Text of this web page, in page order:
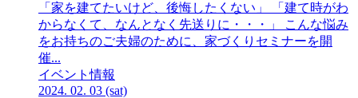
「家を建てたいけど、後悔したくない」 「建て時がわ
からなくて、なんとなく先送りに・・・」 こんな悩み
をお持ちのご夫婦のために、家づくりセミナーを開
催...
イベント情報
2024. 02. 03 (sat)